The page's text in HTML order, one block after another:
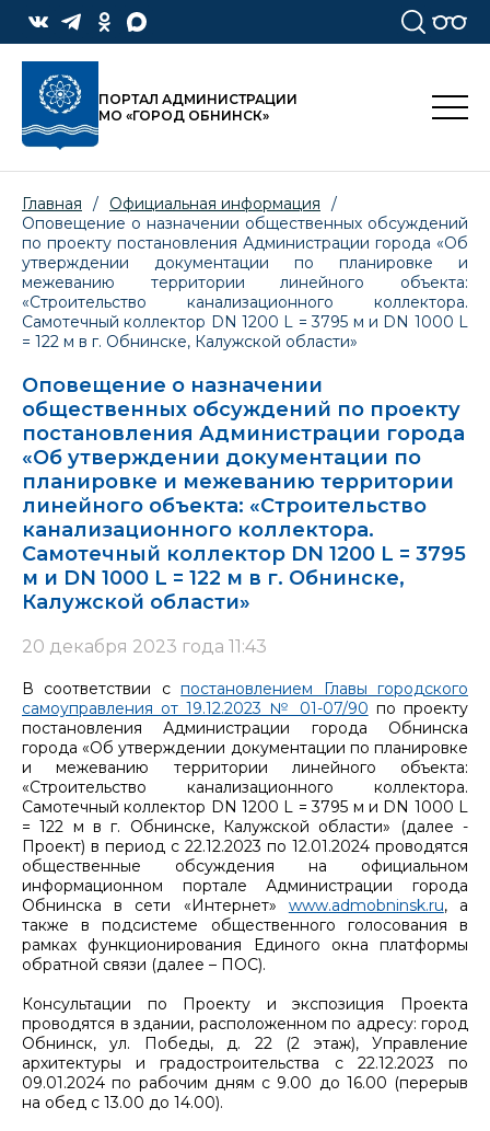
ПОРТАЛ АДМИНИСТРАЦИИ
МО «ГОРОД ОБНИНСК»
Главная / Официальная информация
/
Оповещение о назначении общественных обсуждений
по проекту постановления Администрации города «Об
утверждении документации по планировке и
межеванию территории линейного объекта:
«Строительство канализационного коллектора.
Самотечный коллектор DN 1200 L = 3795 м и DN 1000 L
= 122 м в г. Обнинске, Калужской области»
Оповещение о назначении
общественных обсуждений по проекту
постановления Администрации города
«Об утверждении документации по
планировке и межеванию территории
линейного объекта: «Строительство
канализационного коллектора.
Самотечный коллектор DN 1200 L = 3795
м и DN 1000 L = 122 м в г. Обнинске,
Калужской области»
20 декабря 2023 года 11:43
В соответствии спостановлением Главы городского
самоуправления от 19.12.2023 № 01-07/90 по проекту
постановления Администрации города Обнинска
города «Об утверждении документации по планировке
и межеванию территории линейного объекта:
«Строительство канализационного коллектора.
Самотечный коллектор DN 1200 L = 3795 м и DN 1000 L
= 122 м в г. Обнинске, Калужской области» (далее -
Проект) в период с 22.12.2023 по 12.01.2024 проводятся
общественные обсуждения на официальном
информационном портале Администрации города
Обнинска в сети «Интернет» www.admobninsk.ru, а
также в подсистеме общественного голосования в
рамках функционирования Единого окна платформы
обратной связи (далее – ПОС).
Консультации по Проекту и экспозиция Проекта
проводятся в здании, расположенном по адресу: город
Обнинск, ул. Победы, д. 22 (2 этаж), Управление
архитектуры и градостроительства с 22.12.2023 по
09.01.2024 по рабочим дням с 9.00 до 16.00 (перерыв
на обед с 13.00 до 14.00).